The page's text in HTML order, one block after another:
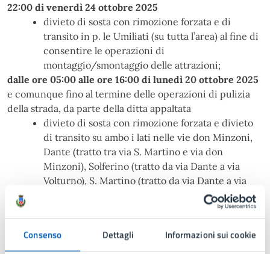
Consenso Dettagli Informazioni sui cookie
22:00 di venerdì 24 ottobre 2025
divieto di sosta con rimozione forzata e di
transito in p. le Umiliati (su tutta l’area) al fine di
consentire le operazioni di
montaggio/smontaggio delle attrazioni;
dalle ore 05:00 alle ore 16:00 di lunedì 20 ottobre 2025
e comunque fino al termine delle operazioni di pulizia
della strada, da parte della ditta appaltata
divieto di sosta con rimozione forzata e divieto
di transito su ambo i lati nelle vie don Minzoni,
Dante (tratto tra via S. Martino e via don
Minzoni), Solferino (tratto da via Dante a via
Volturno), S. Martino (tratto da via Dante a via
Volturno), SS. Pietro e Paolo, Cavour (tutta), P.